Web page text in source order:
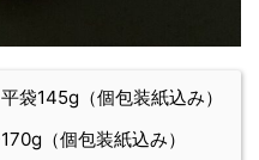
袋145g（個包装紙込み）
（個包装紙込み）